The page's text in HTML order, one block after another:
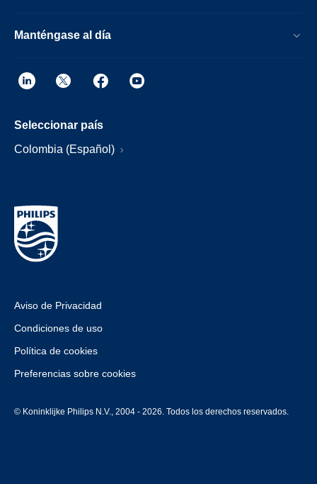
Manténgase al día
Seleccionar país
Colombia (Español)
Aviso de Privacidad
Condiciones de uso
Política de cookies
Preferencias sobre cookies
© Koninklijke Philips N.V., 2004 - 2026. Todos los derechos reservados.